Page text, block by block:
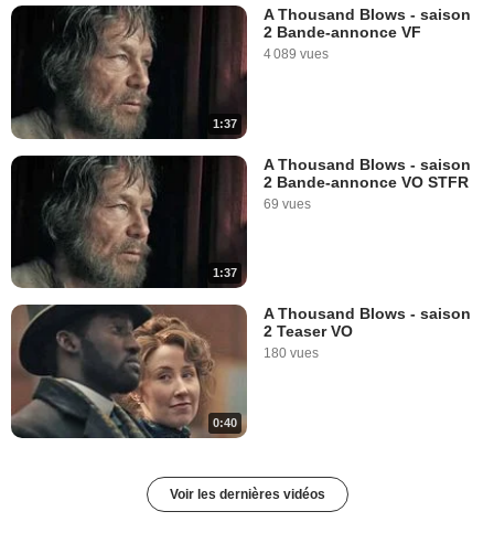
1:37
A Thousand Blows - saison
2 Bande-annonce VF
4 089 vues
1:37
A Thousand Blows - saison
2 Bande-annonce VO STFR
69 vues
0:40
A Thousand Blows - saison
2 Teaser VO
180 vues
Voir les dernières vidéos